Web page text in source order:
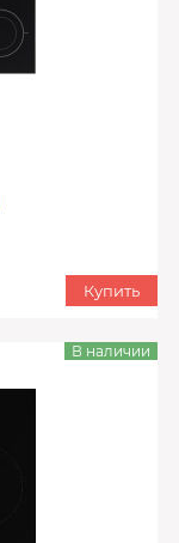
Купить
В наличии